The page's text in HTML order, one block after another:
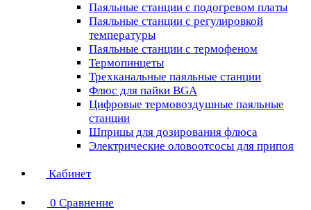
Паяльные станции с подогревом платы
Паяльные станции с регулировкой
температуры
Паяльные станции с термофеном
Термопинцеты
Трехканальные паяльные станции
Флюс для пайки BGA
Цифровые термовоздушные паяльные
станции
Шприцы для дозирования флюса
Электрические оловоотсосы для припоя
Кабинет
0 Сравнение